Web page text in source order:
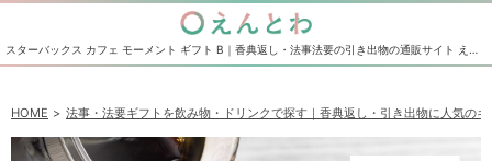
HOME 法事・法要ギフトを飲み物・ドリンクで探す｜香典返し・引き出物に人気のギ